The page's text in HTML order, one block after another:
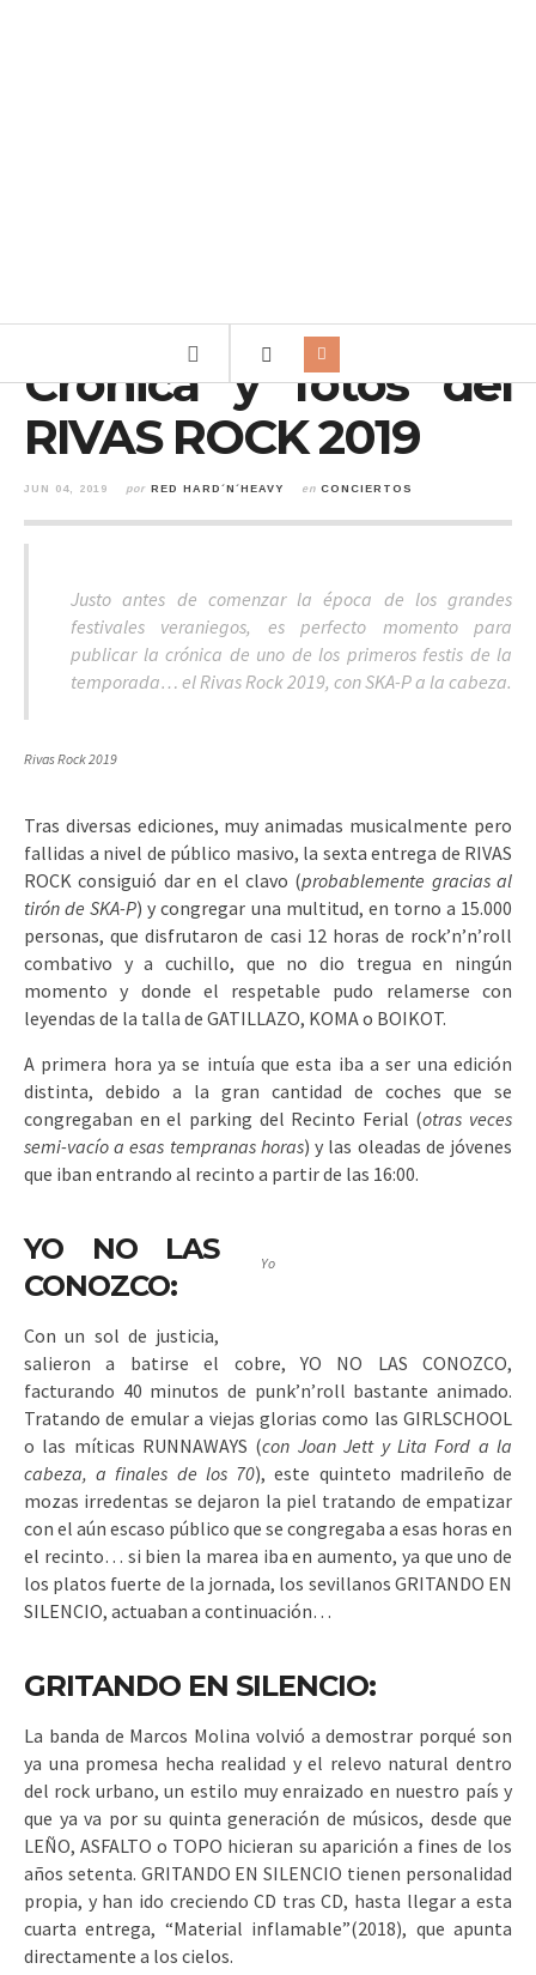
Crónica y fotos del
RIVAS ROCK 2019
JUN 04, 2019 por RED HARD´N´HEAVY en CONCIERTOS
Justo antes de comenzar la época de los grandes
festivales veraniegos, es perfecto momento para
publicar la crónica de uno de los primeros festis de la
temporada… el Rivas Rock 2019, con SKA-P a la cabeza.
Rivas Rock 2019
Tras diversas ediciones, muy animadas musicalmente pero
fallidas a nivel de público masivo, la sexta entrega de RIVAS
ROCK consiguió dar en el clavo (probablemente gracias al
tirón de SKA-P) y congregar una multitud, en torno a 15.000
personas, que disfrutaron de casi 12 horas de rock’n’n’roll
combativo y a cuchillo, que no dio tregua en ningún
momento y donde el respetable pudo relamerse con
leyendas de la talla de GATILLAZO, KOMA o BOIKOT.
A primera hora ya se intuía que esta iba a ser una edición
distinta, debido a la gran cantidad de coches que se
congregaban en el parking del Recinto Ferial (otras veces
semi-vacío a esas tempranas horas) y las oleadas de jóvenes
que iban entrando al recinto a partir de las 16:00.
Yo
YO NO LAS
CONOZCO:
Con un sol de justicia,
salieron a batirse el cobre, YO NO LAS CONOZCO,
facturando 40 minutos de punk’n’roll bastante animado.
Tratando de emular a viejas glorias como las GIRLSCHOOL
o las míticas RUNNAWAYS (con Joan Jett y Lita Ford a la
cabeza, a finales de los 70), este quinteto madrileño de
mozas irredentas se dejaron la piel tratando de empatizar
con el aún escaso público que se congregaba a esas horas en
el recinto… si bien la marea iba en aumento, ya que uno de
los platos fuerte de la jornada, los sevillanos GRITANDO EN
SILENCIO, actuaban a continuación…
GRITANDO EN SILENCIO:
La banda de Marcos Molina volvió a demostrar porqué son
ya una promesa hecha realidad y el relevo natural dentro
del rock urbano, un estilo muy enraizado en nuestro país y
que ya va por su quinta generación de músicos, desde que
LEÑO, ASFALTO o TOPO hicieran su aparición a fines de los
años setenta. GRITANDO EN SILENCIO tienen personalidad
propia, y han ido creciendo CD tras CD, hasta llegar a esta
cuarta entrega, “Material inflamable”(2018), que apunta
directamente a los cielos.